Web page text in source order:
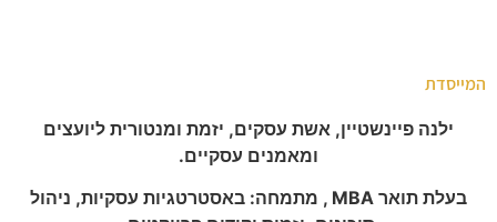
המייסדת
ילנה פיינשטיין, אשת עסקים, יזמת ומנטורית ליועצים
ומאמנים עסקיים.
בעלת תואר MBA , מתמחה: באסטרטגיות עסקיות, ניהול